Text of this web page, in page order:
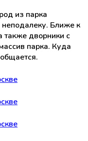
из парка
неподалеку. Ближе к
также дворники с
парка. Куда